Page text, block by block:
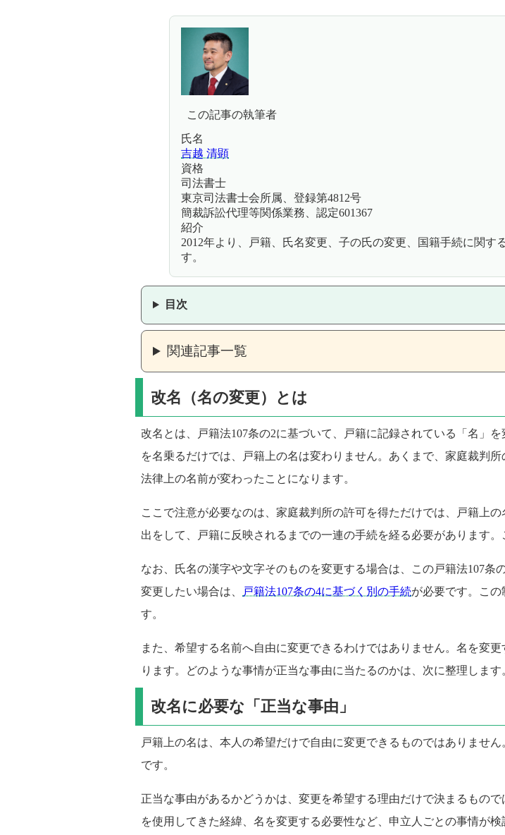
この記事の執筆者
氏名
吉越 清顕
資格
司法書士
東京司法書士会所属、登録第4812号
簡裁訴訟代理等関係業務、認定601367
紹介
2012年より、戸籍、氏名変更、子の氏の変更、国籍手続に関す
す。
目次
関連記事一覧
改名（名の変更）とは
改名とは、戸籍法107条の2に基づいて、戸籍に記録されている「名」
を名乗るだけでは、戸籍上の名は変わりません。あくまで、家庭裁判
法律上の名前が変わったことになります。
ここで注意が必要なのは、家庭裁判所の許可を得ただけでは、戸籍上
出をして、戸籍に反映されるまでの一連の手続を経る必要があります
なお、氏名の漢字や文字そのものを変更する場合は、この戸籍法107
変更したい場合は、
戸籍法107条の4に基づく別の手続が必要です。こ
す。
また、希望する名前へ自由に変更できるわけではありません。名を変
ります。どのような事情が正当な事由に当たるのかは、次に整理します
改名に必要な「正当な事由」
戸籍上の名は、本人の希望だけで自由に変更できるものではありませ
です。
正当な事由があるかどうかは、変更を希望する理由だけで決まるもの
を使用してきた経緯、名を変更する必要性など、申立人ごとの事情が検